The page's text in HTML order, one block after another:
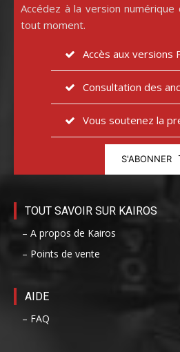
Accédez à la version
tout moment.
Accès aux versions
Consultation des
Vous soutenez la
S'ABONNER
TOUT SAVOIR SUR KAIROS
– A propos de Kairos
– Points de vente
AIDE
– FAQ